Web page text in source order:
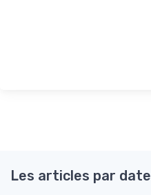
Les articles par date